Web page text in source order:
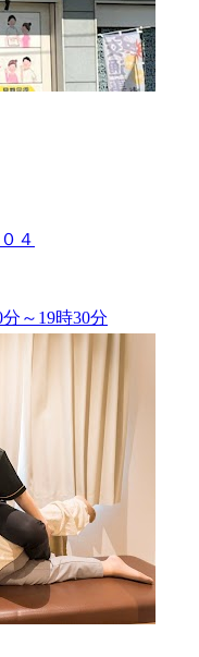
４
～19時30分